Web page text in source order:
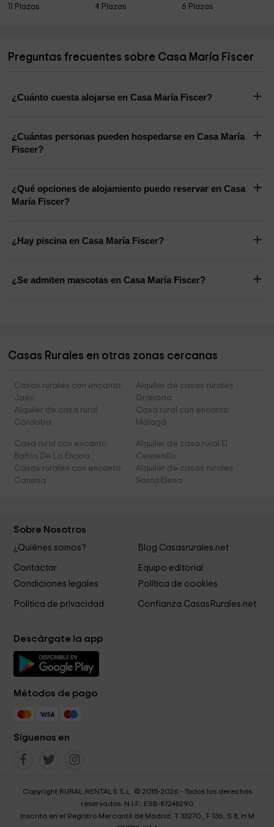
11 Plazas
4 Plazas
6 Plazas
Preguntas frecuentes sobre Casa María Fiscer
¿Cuánto cuesta alojarse en Casa María Fiscer?
¿Cuántas personas pueden hospedarse en Casa María
Fiscer?
¿Qué opciones de alojamiento puedo reservar en Casa
María Fiscer?
¿Hay piscina en Casa María Fiscer?
¿Se admiten mascotas en Casa María Fiscer?
Casas Rurales en otras zonas cercanas
Casas rurales con encanto
Jaén
Alquiler de casas rurales
Granada
Alquiler de casa rural
Córdoba
Casa rural con encanto
Málaga
Casa rural con encanto
Baños De La Encina
Alquiler de casa rural El
Centenillo
Casas rurales con encanto
Canena
Alquiler de casas rurales
Santa Elena
Sobre Nosotros
¿Quiénes somos? Blog Casasrurales.net
Contactar
Equipo editorial
Condiciones legales
Política de cookies
Política de privacidad Confianza CasasRurales.net
Descárgate la app
Métodos de pago
Síguenos en
Copyright RURAL RENTALS S.L. © 2015-2026 - Todos los derechos
reservados. N.I.F.: ESB-87248290
Inscrita en el Registro Mercantil de Madrid, T 33270 , F 136, S 8, H M